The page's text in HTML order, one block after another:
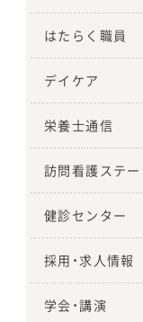
はたらく職員
デイケア
栄養士通信
訪問看護ステ
健診センター
採用・求人情報
学会・講演